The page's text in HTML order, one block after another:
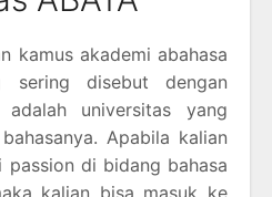
kamus akademi abahasa
sering disebut dengan
adalah universitas yang
Apabila kalian
passion di bidang bahasa
kalian bisa masuk ke